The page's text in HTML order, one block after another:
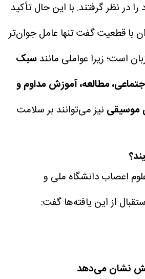
را در نظر گرفتند. با این حال تأکید
با قطعیت گفت تنها عامل جوان‌تر
است؛ زیرا عواملی مانندسبک
مطالعه، آموزش مداوم و
موسیقی نیز می‌توانند بر سلامت
اعصاب دانشگاه ملی و
از این یافته‌ها گفت:
نشان می‌دهد